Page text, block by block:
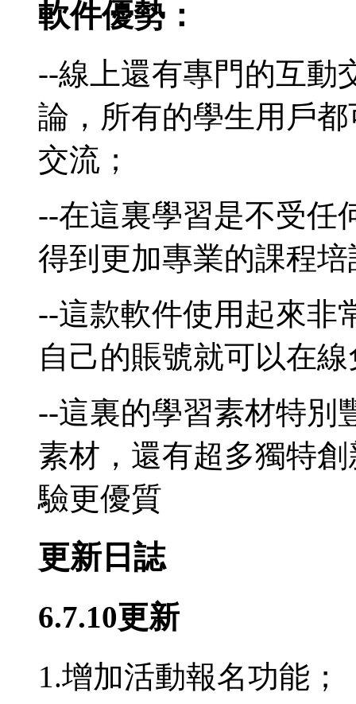
軟件優勢：
--線上還有專門的互動
論，所有的學生用戶
交流；
--在這裏學習是不受任
得到更加專業的課程
--這款軟件使用起來非
自己的賬號就可以在
--這裏的學習素材特別
素材，還有超多獨特
驗更優質
更新日誌
6.7.10更新
1.增加活動報名功能；